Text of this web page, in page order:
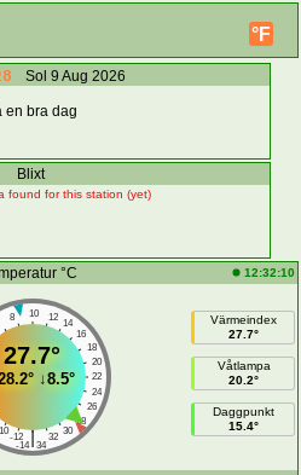
°F
Sol 9 Aug 2026
en bra dag
Blixt
found for this station (yet)
°C 12:32:10
10
8 12
14
16
18
20
22
24
26
28
30
-12 32
|
-14 34
27.7°
↓8.5°
Värmeindex
27.7°
Våtlampa
20.2°
Daggpunkt
15.4°